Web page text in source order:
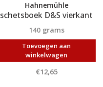
Hahnemühle
schetsboek D&S vierkant
140 grams
Toevoegen aan
winkelwagen
€12,65